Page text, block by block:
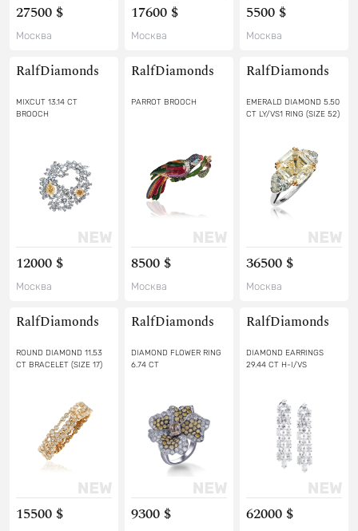
27500 $
Москва
17600 $
Москва
5500 $
Москва
RalfDiamonds
MIXCUT 13.14 CT
BROOCH
12000 $
Москва
RalfDiamonds
PARROT BROOCH
8500 $
Москва
RalfDiamonds
EMERALD DIAMOND 5.50
CT LY/VS1 RING (SIZE 52)
36500 $
Москва
RalfDiamonds
ROUND DIAMOND 11.53
CT BRACELET (SIZE 17)
15500 $
RalfDiamonds
DIAMOND FLOWER RING
6.74 CT
9300 $
RalfDiamonds
DIAMOND EARRINGS
29.44 CT H-I/VS
62000 $